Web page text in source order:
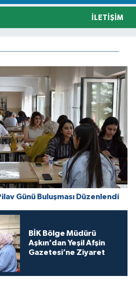
İLETIŞIM
Günü Buluşması Düzenlendi
BİK Bölge Müdürü
Aşkın’dan Yeşil Afşin
Gazetesi’ne Ziyaret